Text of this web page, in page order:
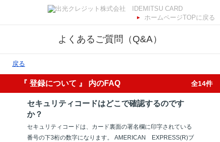
ホームページTOPに戻る
よくあるご質問（Q&A）
戻る
『 登録について 』 内のFAQ 全14件
セキュリティコードはどこで確認するのです
か？
セキュリティコードは、カード裏面の署名欄に印字されている
番号の下3桁の数字になります。 AMERICAN EXPRESS(R)ブ